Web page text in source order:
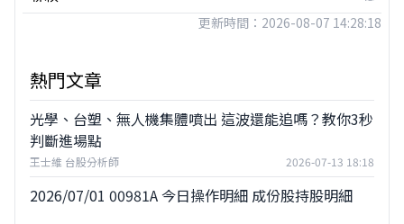
更新時間：2026-08-07 14:28:18
熱門文章
光學、台塑、無人機集體噴出 這波還能追嗎？教你3秒
判斷進場點
王士維 台股分析師 2026-07-13 18:18
2026/07/01 00981A 今日操作明細 成份股持股明細